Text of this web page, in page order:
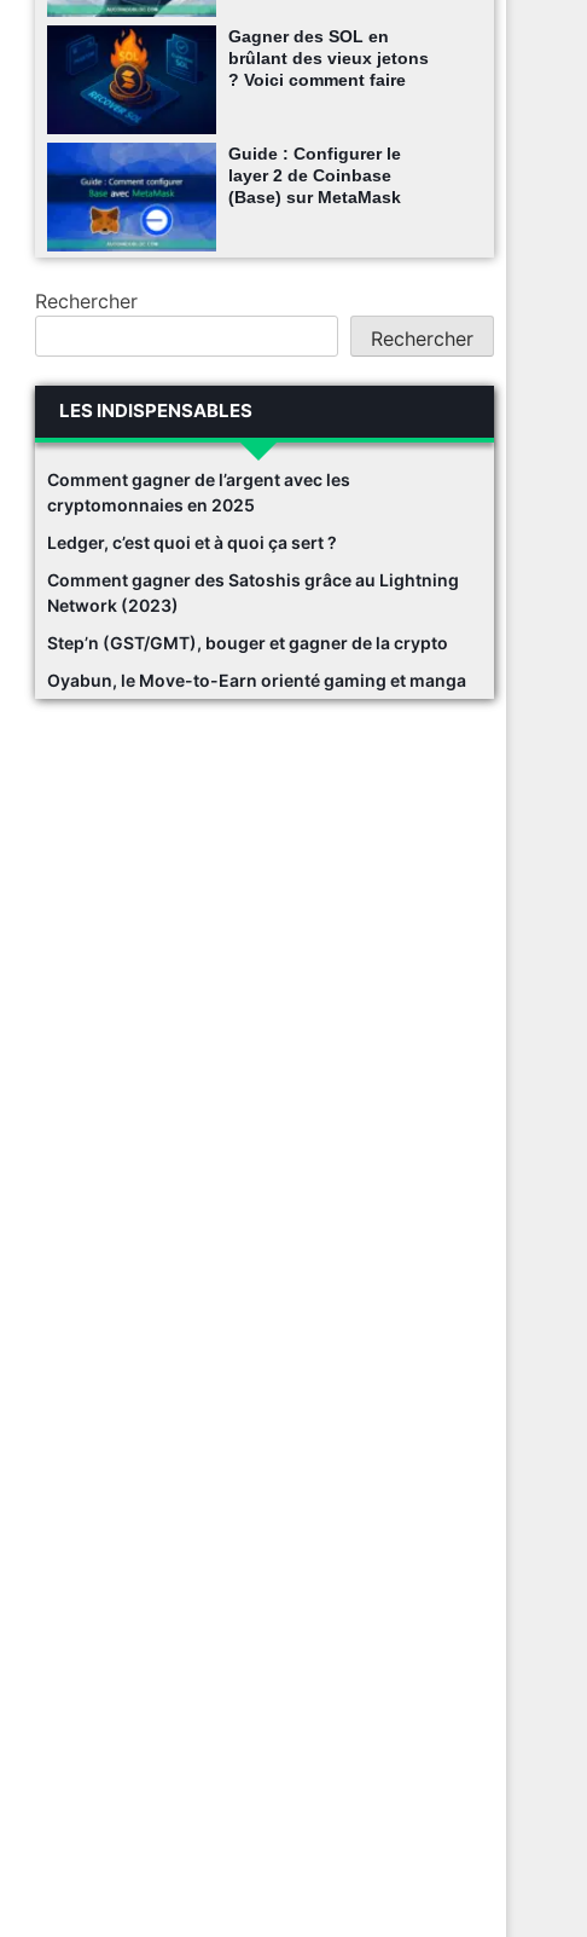
Gagner des SOL en
brûlant des vieux jetons
? Voici comment faire
Guide : Configurer le
layer 2 de Coinbase
(Base) sur MetaMask
Rechercher
Rechercher
LES INDISPENSABLES
Comment gagner de l’argent avec les
cryptomonnaies en 2025
Ledger, c’est quoi et à quoi ça sert ?
Comment gagner des Satoshis grâce au Lightning
Network (2023)
Step’n (GST/GMT), bouger et gagner de la crypto
Oyabun, le Move-to-Earn orienté gaming et manga